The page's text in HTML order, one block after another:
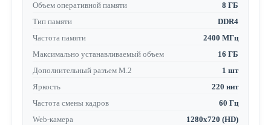
Объем оперативной памяти
8 ГБ
Тип памяти
DDR4
Частота памяти
2400 МГц
Максимально устанавливаемый объем
16 ГБ
Дополнительный разъем M.2
1 шт
Яркость
220 нит
Частота смены кадров
60 Гц
Web-камера
1280x720 (HD)